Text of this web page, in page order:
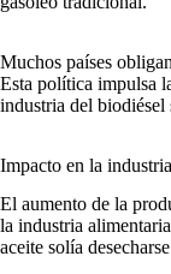
Muchos países
Esta política impulsa
industria del biodiésel
Impacto en la
El aumento de la
la industria
aceite solía